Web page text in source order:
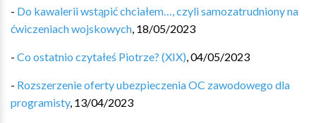
- Do kawalerii wstąpić chciałem…, czyli samozatrudniony na
ćwiczeniach wojskowych, 18/05/2023
- Co ostatnio czytałeś Piotrze? (XIX),04/05/2023
- Rozszerzenie oferty ubezpieczenia OC zawodowego dla
programisty, 13/04/2023